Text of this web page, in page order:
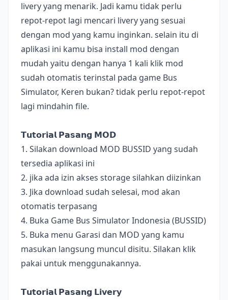
livery yang menarik. Jadi kamu tidak perlu
repot-repot lagi mencari livery yang sesuai
dengan mod yang kamu inginkan. selain itu di
aplikasi ini kamu bisa install mod dengan
mudah yaitu dengan hanya 1 kali klik mod
sudah otomatis terinstal pada game Bus
Simulator, Keren bukan? tidak perlu repot-repot
lagi mindahin file.
𝗧𝘂𝘁𝗼𝗿𝗶𝗮𝗹 𝗣𝗮𝘀𝗮𝗻𝗴 𝗠𝗢𝗗
1. Silakan download MOD BUSSID yang sudah
tersedia aplikasi ini
2. jika ada izin akses storage silahkan diizinkan
3. Jika download sudah selesai, mod akan
otomatis terpasang
4. Buka Game Bus Simulator Indonesia (BUSSID)
5. Buka menu Garasi dan MOD yang kamu
masukan langsung muncul disitu. Silakan klik
pakai untuk menggunakannya.
𝗧𝘂𝘁𝗼𝗿𝗶𝗮𝗹 𝗣𝗮𝘀𝗮𝗻𝗴 𝗟𝗶𝘃𝗲𝗿𝘆